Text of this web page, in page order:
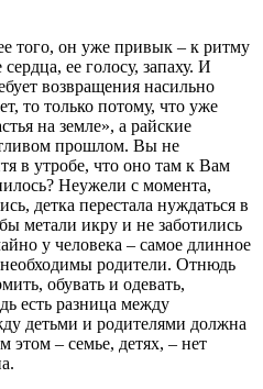
того, он уже привык – к ритму
ее голосу, запаху. И
возвращения насильно
то только потому, что уже
на земле», а райские
прошлом. Вы не
в утробе, что оно там к Вам
Неужели с момента,
детка перестала нуждаться в
метали икру и не заботились
у человека – самое длинное
родители. Отнюдь
обувать и одевать,
есть разница между
детьми и родителями должна
этом – семье, детях, – нет